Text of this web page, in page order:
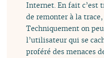
Internet. En fait c’est
de remonter à la
Techniquement on
l’utilisateur qui se
proféré des menaces